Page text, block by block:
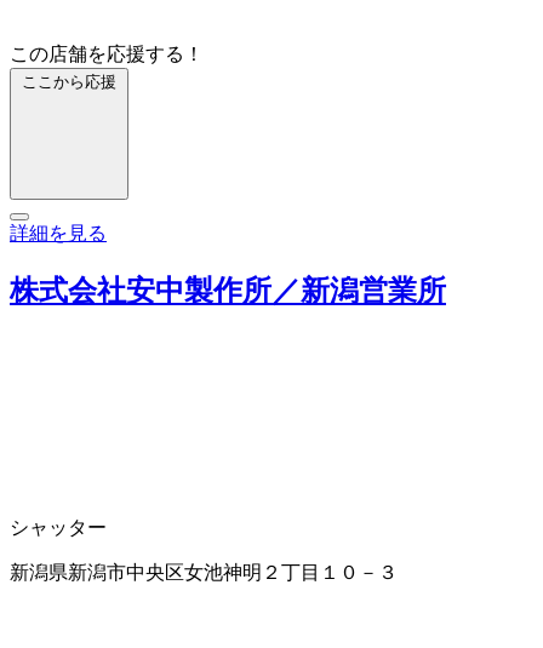
この店舗を応援する！
ここから応援
詳細を見る
株式会社安中製作所／新潟営業所
シャッター
新潟県新潟市中央区女池神明２丁目１０－３